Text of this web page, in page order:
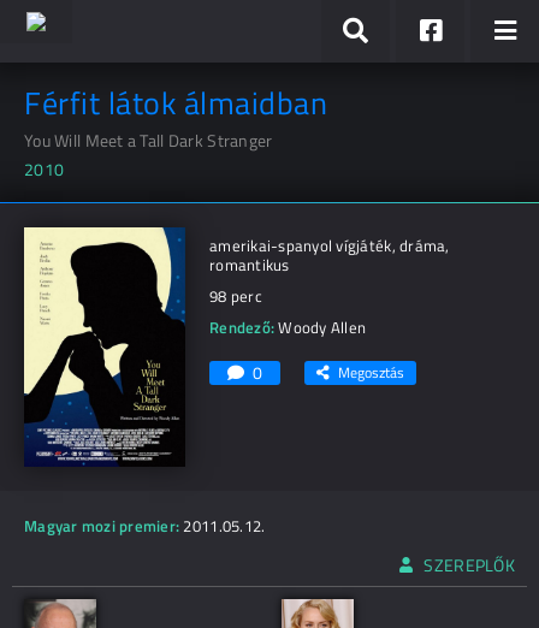
Férfit látok álmaidban
You Will Meet a Tall Dark Stranger
2010
amerikai-spanyol vígjáték, dráma,
romantikus
98 perc
Rendező:Woody Allen
0 Megosztás
Magyar mozi premier: 2011.05.12.
SZEREPLŐK